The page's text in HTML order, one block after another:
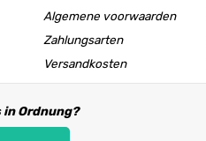
Algemene voorwaarden
Zahlungsarten
Versandkosten
Größentabelle &
Hilfeseite
Händler Informationen
Ordnung?